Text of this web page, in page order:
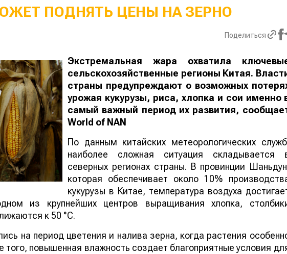
ПОДНЯТЬ ЦЕНЫ НА ЗЕРНО
Поделиться
Экстремальная жара охватила
сельскохозяйственные регионы Китая.
страны предупреждают о возможных
урожая кукурузы, риса, хлопка и сои именно
самый важный период их развития,
World of NAN
По данным китайских метеорологических
наиболее сложная ситуация складывается
северных регионах страны. В провинции
которая обеспечивает около 10%
кукурузы в Китае, температура воздуха
из крупнейших центров выращивания хлопка,
к 50 °C.
на период цветения и налива зерна, когда растения
того, повышенная влажность создает благоприятные условия